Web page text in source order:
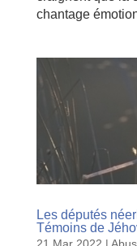
chantage
Les députés
Témoins de